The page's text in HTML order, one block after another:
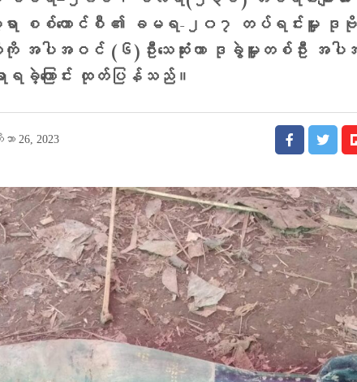
စစ်ကောင်စီ ၏ ခမရ-၂၀၇ တပ်ရင်းမှူး ဒုဗိုလ်
ကိုကို အပါအဝင် (၆)ဦးသေဆုံးကာ ဒုခွဲမှူးတစ်ဦး အပ
ခဲ့ကြောင်း ထုတ်ပြန်သည်။
ာ 26, 2023